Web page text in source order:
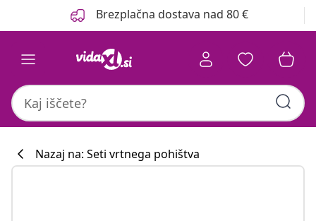
Brezplačna dostava nad 80 €
Nazaj na: Seti vrtnega pohištva